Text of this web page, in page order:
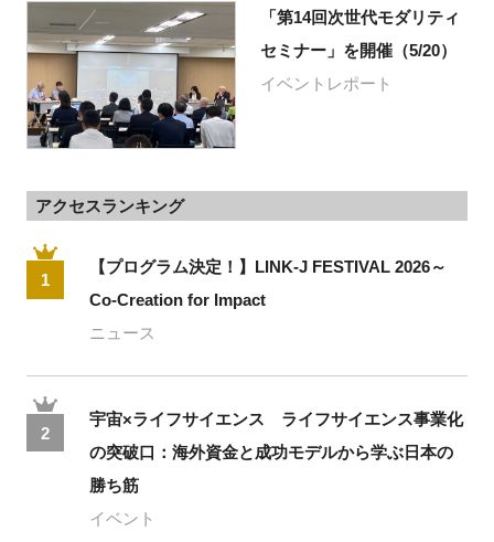
「第14回次世代モダリティ
セミナー」を開催（5/20）
イベントレポート
アクセスランキング
1
【プログラム決定！】LINK-J FESTIVAL 2026～
Co-Creation for Impact
ニュース
2
宇宙×ライフサイエンス ライフサイエンス事業化
の突破口：海外資金と成功モデルから学ぶ日本の
勝ち筋
イベント